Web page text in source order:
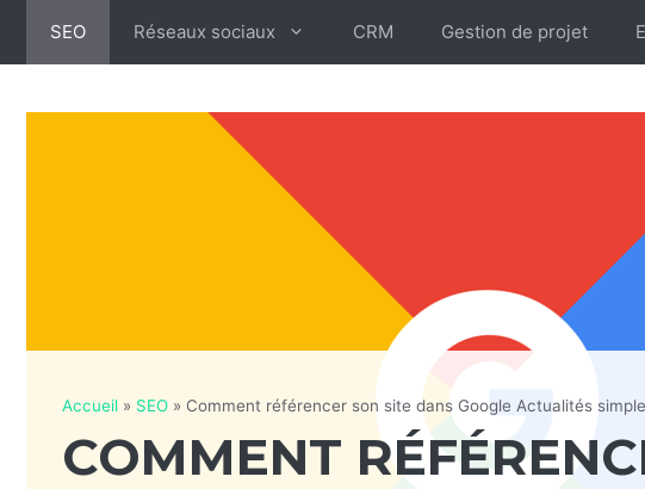
SEO Réseaux sociaux CRM Gestion de projet
Accueil » SEO » Comment référencer son site dans Google Actualités
COMMENT